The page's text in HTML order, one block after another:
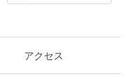
アクセス